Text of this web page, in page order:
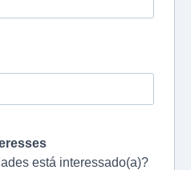
está interessado(a)?